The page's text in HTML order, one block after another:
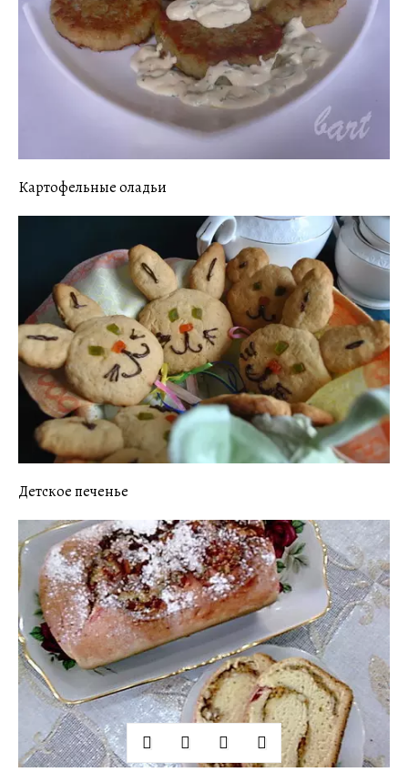
Картофельные оладьи
Детское печенье